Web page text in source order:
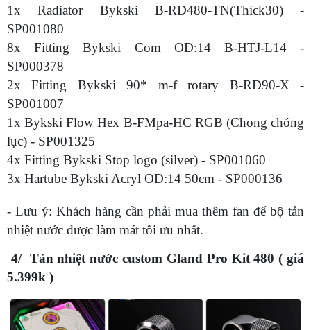
1x Radiator Bykski B-RD480-TN(Thick30) -
SP001080
8x Fitting Bykski Com OD:14 B-HTJ-L14 -
SP000378
2x Fitting Bykski 90* m-f rotary B-RD90-X -
SP001007
1x Bykski Flow Hex B-FMpa-HC RGB (Chong chóng
lục) - SP001325
4x Fitting Bykski Stop logo (silver) - SP001060
3x Hartube Bykski Acryl OD:14 50cm - SP000136
- Lưu ý: Khách hàng cần phải mua thêm fan để bộ tản
nhiệt nước được làm mát tối ưu nhất.
4/ Tản nhiệt nước custom Gland Pro Kit 480 ( giá
5.399k )